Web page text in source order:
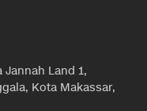
Land 1,
Kota Makassar,